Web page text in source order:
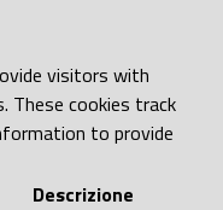
visitors with
These cookies track
to provide
Descrizione